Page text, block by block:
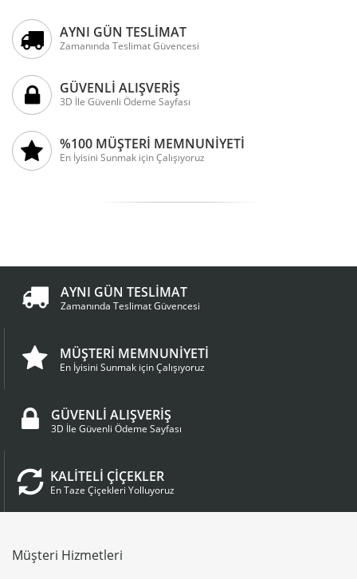
AYNI GÜN TESLİMAT
Zamanında Teslimat Güvencesi
GÜVENLİ ALIŞVERİŞ
3D İle Güvenli Ödeme Sayfası
%100 MÜŞTERİ MEMNUNİYETİ
En İyisini Sunmak için Çalışıyoruz
AYNI GÜN TESLİMAT
Zamanında Teslimat Güvencesi
MÜŞTERİ MEMNUNİYETİ
En İyisini Sunmak için Çalışıyoruz
GÜVENLİ ALIŞVERİŞ
3D İle Güvenli Ödeme Sayfası
KALİTELİ ÇİÇEKLER
En Taze Çiçekleri Yolluyoruz
Müşteri Hizmetleri